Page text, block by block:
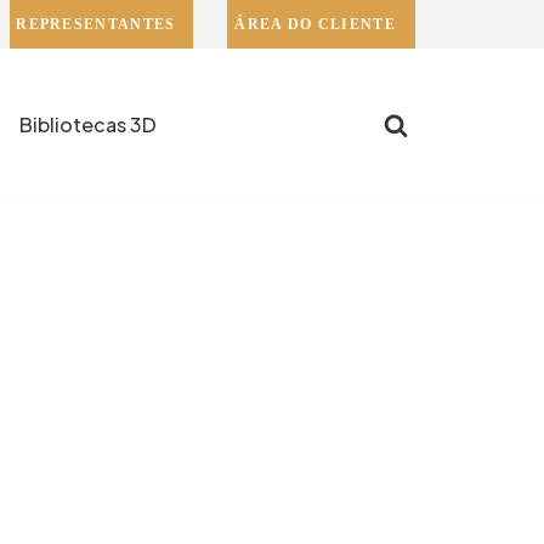
REPRESENTANTES ÁREA DO CLIENTE
Bibliotecas 3D